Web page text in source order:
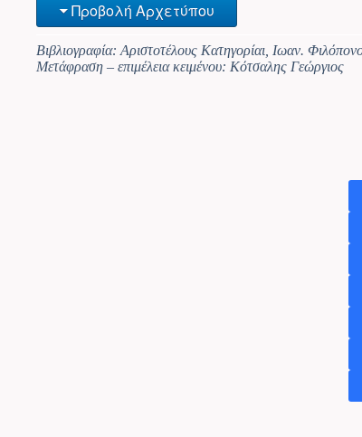
Προβολή Αρχετύπου
Βιβλιογραφία: Αριστοτέλους Κατηγορίαι, Ιωαν.
Μετάφραση – επιμέλεια κειμένου: Κότσαλης Γεώργιος